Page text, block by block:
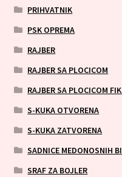
PRIHVATNIK
PSK OPREMA
RAJBER
RAJBER SA PLOCICOM
RAJBER SA PLOCICOM
S-KUKA OTVORENA
S-KUKA ZATVORENA
SADNICE MEDONOSNIH
SRAF ZA BOJLER